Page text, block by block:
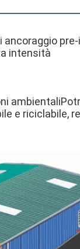
intensità
e riciclabile,